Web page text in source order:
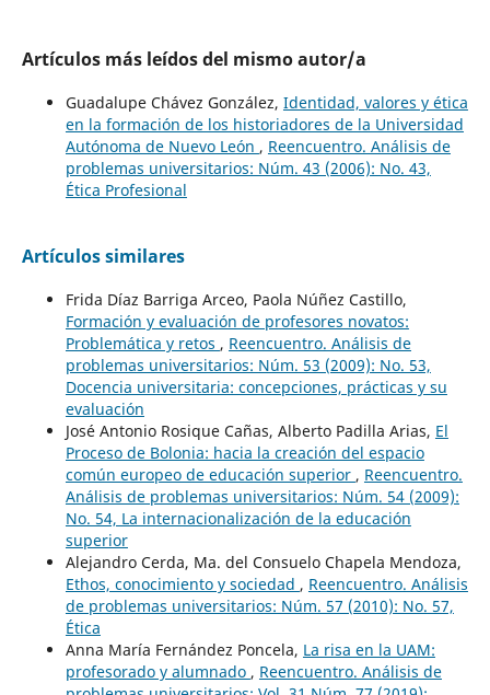
Artículos más leídos del mismo autor/a
Guadalupe Chávez González, Identidad, valores y ética
en la formación de los historiadores de la Universidad
Autónoma de Nuevo León , Reencuentro. Análisis de
problemas universitarios: Núm. 43 (2006): No. 43,
Ética Profesional
Artículos similares
Frida Díaz Barriga Arceo, Paola Núñez Castillo,
Formación y evaluación de profesores novatos:
Problemática y retos , Reencuentro. Análisis de
problemas universitarios: Núm. 53 (2009): No. 53,
Docencia universitaria: concepciones, prácticas y su
evaluación
José Antonio Rosique Cañas, Alberto Padilla Arias, El
Proceso de Bolonia: hacia la creación del espacio
común europeo de educación superior , Reencuentro.
Análisis de problemas universitarios: Núm. 54 (2009):
No. 54, La internacionalización de la educación
superior
Alejandro Cerda, Ma. del Consuelo Chapela Mendoza,
Ethos, conocimiento y sociedad , Reencuentro. Análisis
de problemas universitarios: Núm. 57 (2010): No. 57,
Ética
Anna María Fernández Poncela, La risa en la UAM:
profesorado y alumnado , Reencuentro. Análisis de